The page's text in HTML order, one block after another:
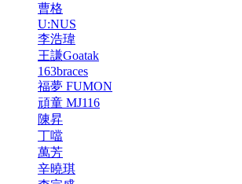
曹格
U:NUS
李浩瑋
王謙Goatak
163braces
福夢 FUMON
頑童 MJ116
陳昇
丁噹
萬芳
辛曉琪